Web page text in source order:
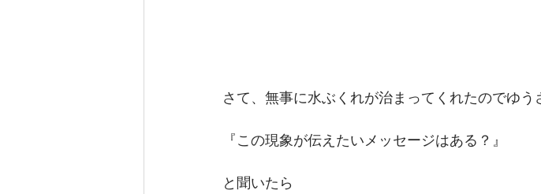
さて、無事に水ぶくれが治まってくれたのでゆう
『この現象が伝えたいメッセージはある？』
と聞いたら